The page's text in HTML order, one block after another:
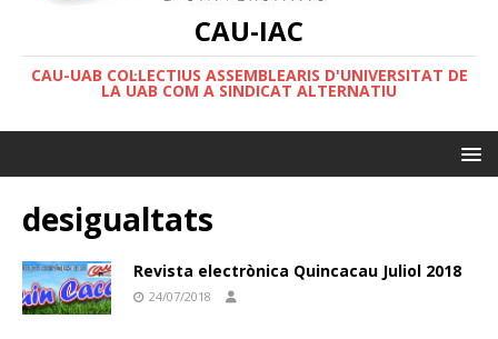
CAU-IAC
CAU-UAB COL·LECTIUS ASSEMBLEARIS D'UNIVERSITAT DE
LA UAB COM A SINDICAT ALTERNATIU
desigualtats
Revista electrònica Quincacau Juliol 2018
24/07/2018